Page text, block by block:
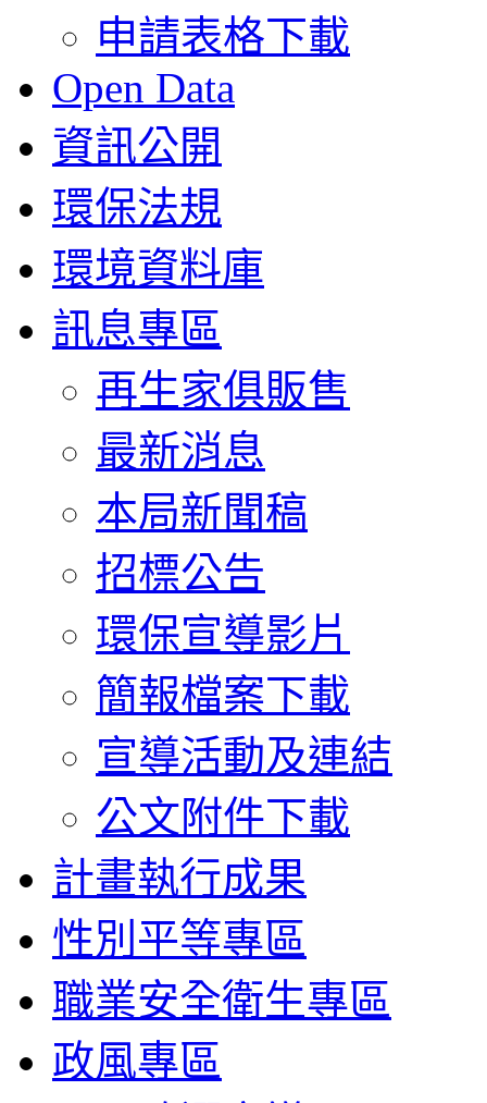
申請表格下載
Open Data
資訊公開
環保法規
環境資料庫
訊息專區
再生家俱販售
最新消息
本局新聞稿
招標公告
環保宣導影片
簡報檔案下載
宣導活動及連結
公文附件下載
計畫執行成果
性別平等專區
職業安全衛生專區
政風專區